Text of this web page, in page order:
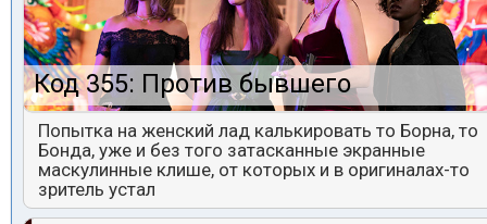
Код 355: Против бывшего
Попытка на женский лад калькировать то Борна, то
Бонда, уже и без того затасканные экранные
маскулинные клише, от которых и в оригиналах-то
зритель устал